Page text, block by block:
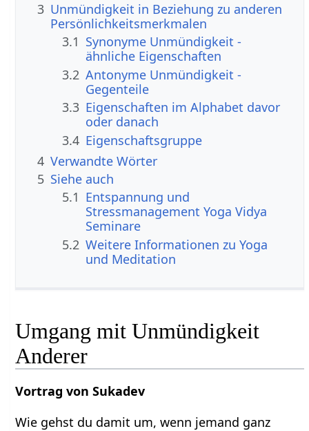
3 Unmündigkeit in Beziehung zu anderen
Persönlichkeitsmerkmalen
3.1 Synonyme Unmündigkeit -
ähnliche Eigenschaften
3.2 Antonyme Unmündigkeit -
Gegenteile
3.3 Eigenschaften im Alphabet davor
oder danach
3.4 Eigenschaftsgruppe
4 Verwandte Wörter
5 Siehe auch
5.1 Entspannung und
Stressmanagement Yoga Vidya
Seminare
5.2 Weitere Informationen zu Yoga
und Meditation
Umgang mit Unmündigkeit
Anderer
Vortrag von Sukadev
Wie gehst du damit um, wenn jemand ganz